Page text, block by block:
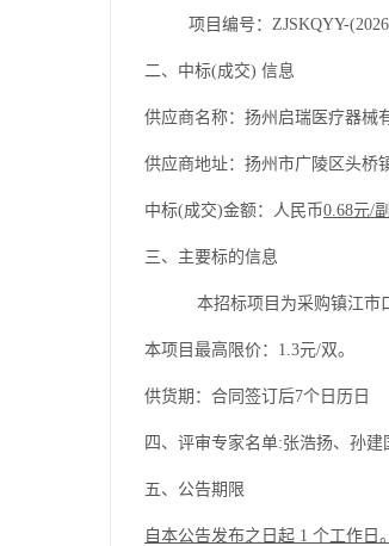
项目编号： ZJSKQYY-
二、中标(成交) 信息
供应商名称： 扬州启瑞医疗器械
供应商地址：扬州市广陵区头桥
中标(成交)金额：人民币0.68元/副
三、主要标的信息
本招标项目为采购镇江市
本项目最高限价： 1.3元/双。
供货期： 合同签订后7个日历日
四、评审专家名单:张浩扬、孙建
五、公告期限
自 本公告发布之日起 1 个工作日。